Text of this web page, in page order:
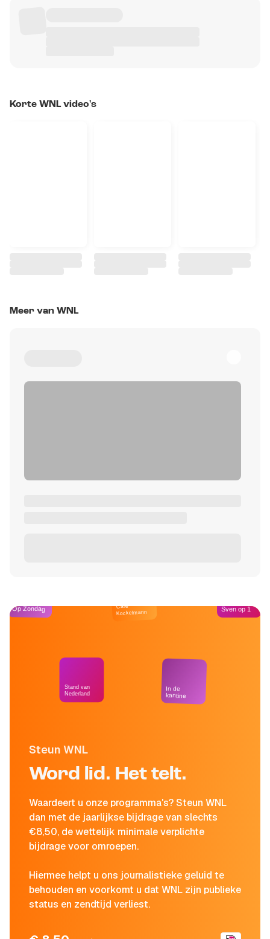
Korte WNL video's
Meer van WNL
Steun WNL
Word lid. Het telt.
Waardeert u onze programma's? Steun WNL
dan met de jaarlijkse bijdrage van slechts
€8,50, de wettelijk minimale verplichte
bijdrage voor omroepen.
Hiermee helpt u ons journalistieke geluid te
behouden en voorkomt u dat WNL zijn publieke
status en zendtijd verliest.
Op Zondag
Stand van
Nederland
Café
Kockelmann
In de
kantine
Sven op 1